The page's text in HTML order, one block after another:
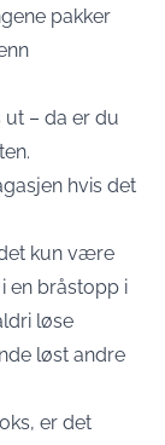
pakker
ut – da er du
hvis det
kun være
en bråstopp i
løse
løst andre
er det